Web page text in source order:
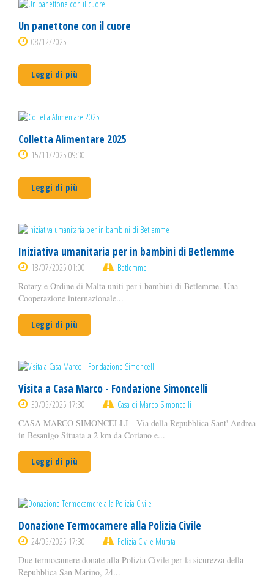
Un panettone con il cuore
08/12/2025
Leggi di più
Colletta Alimentare 2025
15/11/2025 09:30
Leggi di più
Iniziativa umanitaria per in bambini di Betlemme
18/07/2025 01:00
Betlemme
Rotary e Ordine di Malta uniti per i bambini di Betlemme. Una
Cooperazione internazionale...
Leggi di più
Visita a Casa Marco - Fondazione Simoncelli
30/05/2025 17:30
Casa di Marco Simoncelli
CASA MARCO SIMONCELLI - Via della Repubblica Sant' Andrea
in Besanigo Situata a 2 km da Coriano e...
Leggi di più
Donazione Termocamere alla Polizia Civile
24/05/2025 17:30
Polizia Civile Murata
Due termocamere donate alla Polizia Civile per la sicurezza della
Repubblica San Marino, 24...